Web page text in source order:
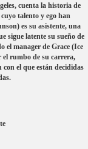
cuenta la historia de
talento y ego han
es su asistente, una
sigue latente su sueño de
el manager de Grace (Ice
rumbo de su carrera,
el que están decididas